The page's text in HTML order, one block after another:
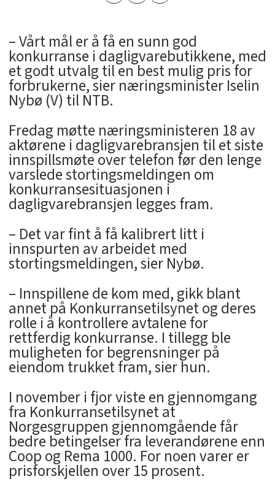
– Vårt mål er å få en sunn god
konkurranse i dagligvarebutikkene, med
et godt utvalg til en best mulig pris for
forbrukerne, sier næringsminister Iselin
Nybø (V) til NTB.
Fredag møtte næringsministeren 18 av
aktørene i dagligvarebransjen til et siste
innspillsmøte over telefon før den lenge
varslede stortingsmeldingen om
konkurransesituasjonen i
dagligvarebransjen legges fram.
– Det var fint å få kalibrert litt i
innspurten av arbeidet med
stortingsmeldingen, sier Nybø.
– Innspillene de kom med, gikk blant
annet på Konkurransetilsynet og deres
rolle i å kontrollere avtalene for
rettferdig konkurranse. I tillegg ble
muligheten for begrensninger på
eiendom trukket fram, sier hun.
I november i fjor viste en gjennomgang
fra Konkurransetilsynet at
Norgesgruppen gjennomgående får
bedre betingelser fra leverandørene enn
Coop og Rema 1000. For noen varer er
prisforskjellen over 15 prosent.